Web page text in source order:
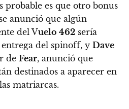
probable es que otro bonus
anunció que algún
del Vuelo 462 sería
del spinoff, y Dave
de Fear, anunció que
destinados a aparecer en
matriarcas.